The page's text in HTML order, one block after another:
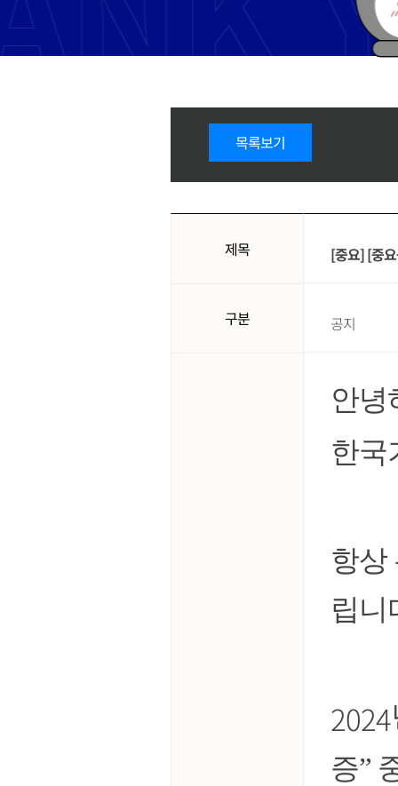
목록보기
제목 [중요] [중
구분 공지
안녕
한국
항상
립니
2024
증”